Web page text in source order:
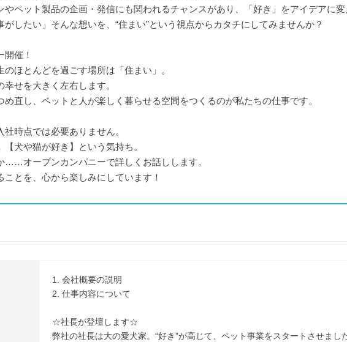
やペット製品の企画・発信にも関われるチャンスがあり、「好き」をアイデアに変
がしたい」そんな想いを、“住まい”という視点からカタチにしてみませんか？
催！
ほとんどを過ごす場所は「住まい」。
せを大きく左右します。
直し、ペットと人が楽しく暮らせる空間をつくるのが私たちの仕事です。
時点では必要ありません。
犬や猫が好き】という気持ち。
……オープンカンパニーで詳しくお話しします。
ことを、心から楽しみにしています！
1. 会社概要の説明
2. 仕事内容について
☆社長が登壇します☆
弊社の社長は大の愛犬家。“好き”が高じて、ペット事業をスタートさせまし